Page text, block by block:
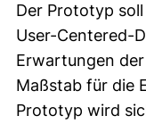
Der Prototyp
User-Centered-
Erwartungen
Maßstab für die
Prototyp wird